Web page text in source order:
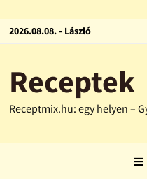
2026.08.08. - László
Receptek
Receptmix.hu: egy helyen –